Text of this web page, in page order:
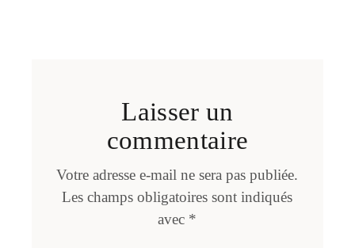
Laisser un
commentaire
Votre adresse e-mail ne sera pas publiée.
Les champs obligatoires sont indiqués
avec *